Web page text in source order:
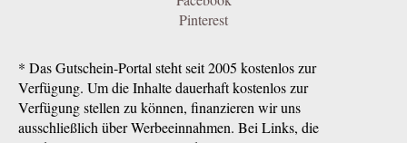
Pinterest
* Das Gutschein-Portal steht seit 2005 kostenlos zur
Verfügung. Um die Inhalte dauerhaft kostenlos zur
Verfügung stellen zu können, finanzieren wir uns
ausschließlich über Werbeeinnahmen. Bei Links, die